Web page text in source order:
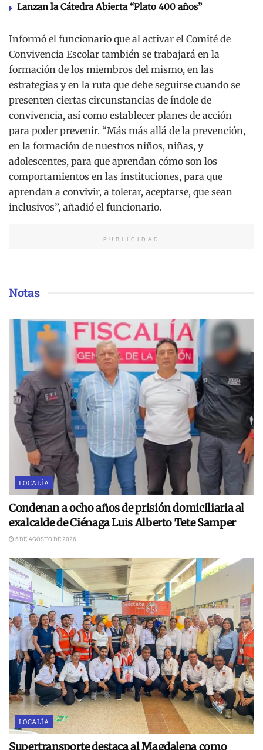
Lanzan la Cátedra Abierta “Plato 400 años”
Informó el funcionario que al activar el Comité de
Convivencia Escolar también se trabajará en la
formación de los miembros del mismo, en las
estrategias y en la ruta que debe seguirse cuando se
presenten ciertas circunstancias de índole de
convivencia, así como establecer planes de acción
para poder prevenir. “Más más allá de la prevención,
en la formación de nuestros niños, niñas, y
adolescentes, para que aprendan cómo son los
comportamientos en las instituciones, para que
aprendan a convivir, a tolerar, aceptarse, que sean
inclusivos”, añadió el funcionario.
PUBLICIDAD
Notas
LOCALÍA
Condenan a ocho años de prisión domiciliaria al
exalcalde de Ciénaga Luis Alberto Tete Samper
5 DE AGOSTO DE 2026
LOCALÍA
Supertransporte destaca al Magdalena como